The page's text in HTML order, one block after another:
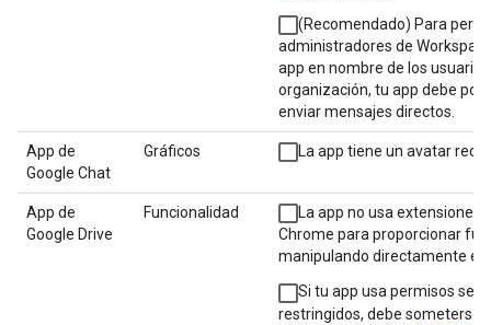
(Recomendado) Para
administradores de
app en nombre de los
organización, tu app debe
enviar mensajes directos.
App de
Google Chat
Gráficos La app tiene un avatar
App de
Google Drive
Funcionalidad
La app no usa extensiones
Chrome para proporcionar
manipulando directamente el
Si tu app usa permisos
restringidos, debe someterse